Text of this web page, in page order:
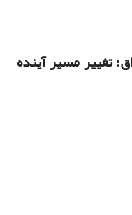
تغییر مسیر آینده